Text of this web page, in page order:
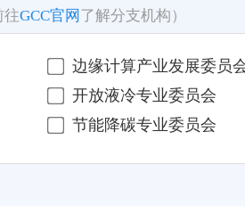
往GCC官网 了解分支机构）
边缘计算产业发展委员
开放液冷专业委员会
节能降碳专业委员会